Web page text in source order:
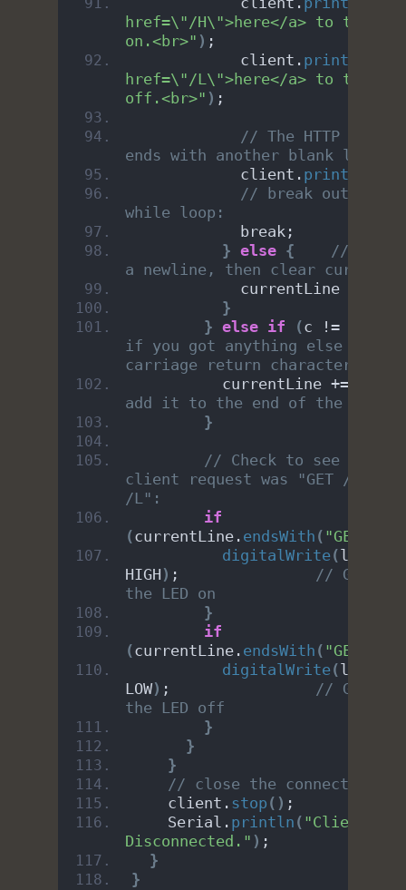
href=\"/H\">here</a> to turn
on.<br>" ) ;
            client.
print
href=\"/L\">here</a> to turn
off.<br>" ) ;
// The HTTP
ends with another blank line:
            client.
println
// break out of
while loop:
            break;
} else {
// if
a newline, then clear
            currentLine =
}
} else if (c !=
if you got anything else but a
carriage return character,
currentLine +=
add it to the end of the
}
// Check to see if the
client request was "GET /H" or
/L":
if
(currentLine. endsWith ( "GET /H"
digitalWrite(ledPIN,
HIGH ) ; // GET /H
the LED on
}
if
(currentLine. endsWith ( "GET /L"
digitalWrite(ledPIN,
LOW) ; // GET /L
the LED off
}
}
}
// close the connection:
    client.
stop () ;
    Serial.
println ( "Client
Disconnected." ) ;
}
}